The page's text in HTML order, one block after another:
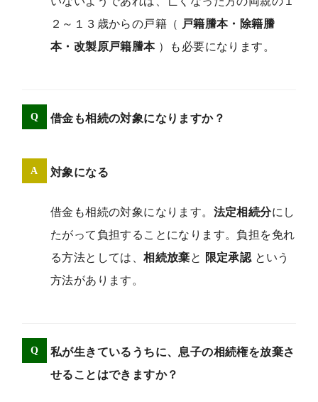
２～１３歳からの戸籍（ 戸籍謄本・除籍謄
本・改製原戸籍謄本 ）も必要になります。
借金も相続の対象になりますか？
対象になる
借金も相続の対象になります。 法定相続分にし
たがって負担することになります。負担を免れ
る方法としては、相続放棄と 限定承認 という
方法があります。
私が生きているうちに、息子の相続権を放棄さ
せることはできますか？